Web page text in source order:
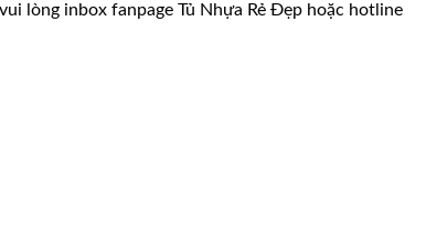
lòng inbox fanpage Tủ Nhựa Rẻ Đẹp hoặc hotline